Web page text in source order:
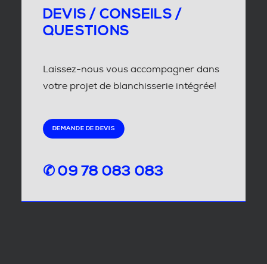
DEVIS / CONSEILS /
QUESTIONS
Laissez-nous vous accompagner dans
votre projet de blanchisserie intégrée!
DEMANDE DE DEVIS
✆ 09 78 083 083